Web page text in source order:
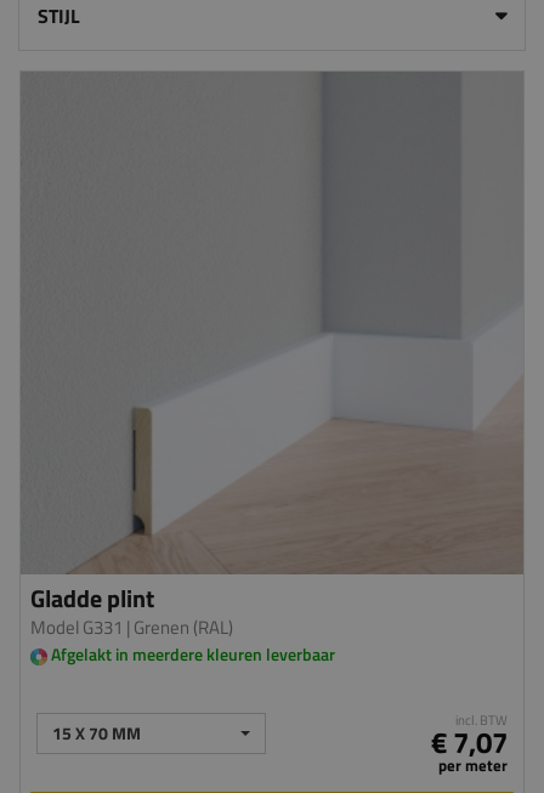
STIJL
Gladde plint
Model G331 | Grenen (RAL)
Afgelakt in meerdere kleuren leverbaar
15 X 70 MM incl. BTW
€ 7,07
per meter